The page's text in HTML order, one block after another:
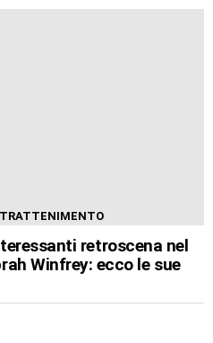
retroscena nel
Winfrey: ecco le sue